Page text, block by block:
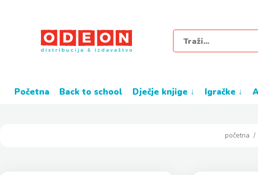
početna back to school dječje knjige ↓ igračke ↓
početna /